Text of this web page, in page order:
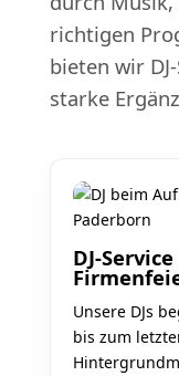
richtigen
bieten wir
starke
DJ-
Unsere DJs
bis zum